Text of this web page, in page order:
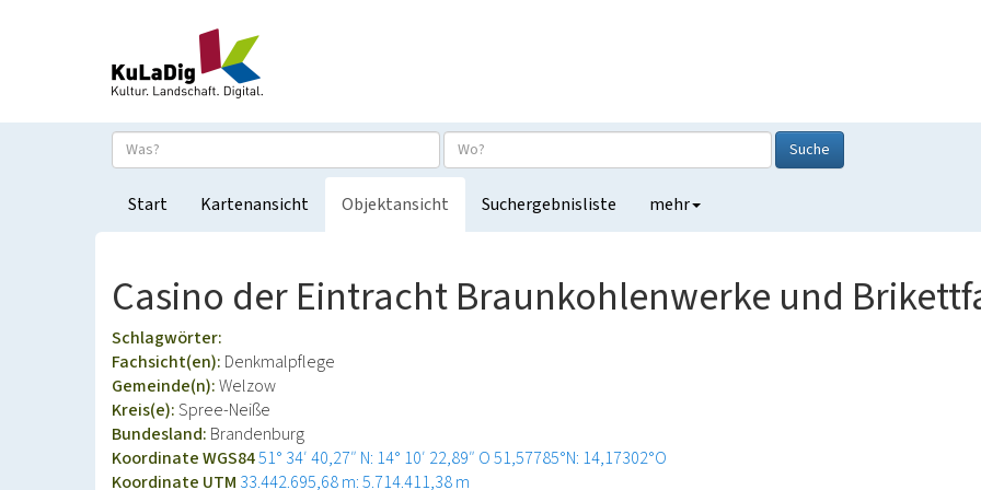
Suche
Start Kartenansicht Objektansicht Suchergebnisliste mehr
Casino der Eintracht Braunkohlenwerke und
Schlagwörter:
Fachsicht(en): Denkmalpflege
Gemeinde(n):Welzow
Kreis(e):Spree-Neiße
Bundesland: Brandenburg
Koordinate WGS8451° 34′ 40,27″ N: 14° 10′ 22,89″ O51,57785°N: 14,17302°O
Koordinate UTM 33.442.695,68 m: 5.714.411,38 m